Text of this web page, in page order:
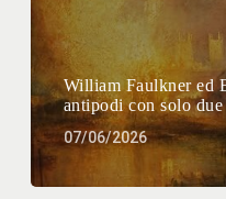
William Faulkner ed
antipodi con solo
07/06/2026